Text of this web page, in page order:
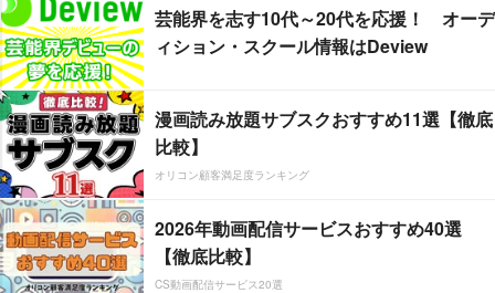
芸能界を志す10代～20代を応援！ オーデ
ィション・スクール情報はDeview
漫画読み放題サブスクおすすめ11選【徹底
比較】
オリコン顧客満足度ランキング
2026年動画配信サービスおすすめ40選
【徹底比較】
CS動画配信サービス20選